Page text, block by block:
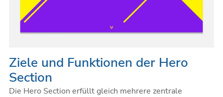
Ziele und Funktionen der Hero
Section
Die Hero Section erfüllt gleich mehrere zentrale